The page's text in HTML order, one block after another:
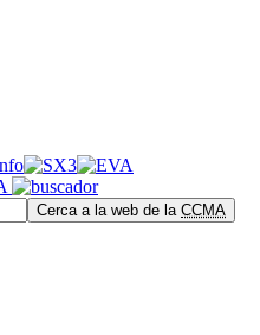
Cerca a la web de la CCMA